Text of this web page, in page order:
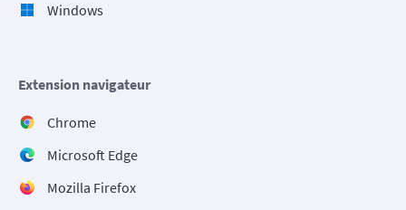
Windows
Extension navigateur
Chrome
Microsoft Edge
Mozilla Firefox